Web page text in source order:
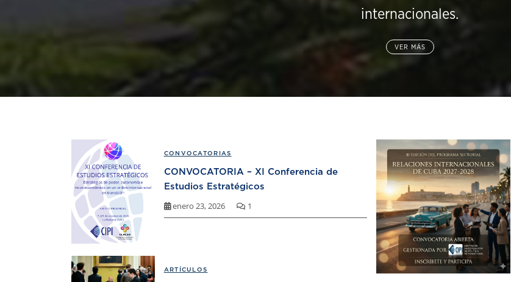
internacionales.
VER MÁS
CONVOCATORIAS
CONVOCATORIA – XI Conferencia de
Estudios Estratégicos
enero 23, 2026 1
ARTÍCULOS